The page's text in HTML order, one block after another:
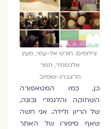
צילומים: חורש אל-עמי, מעין
אלכסנדר, תמר
הרצברג-שוסיוב
כן, כמו המטאפורה
השחוקה והלגמרי נכונה,
של הריון ולידה. אני חשה
שאף סיפורו של האתר